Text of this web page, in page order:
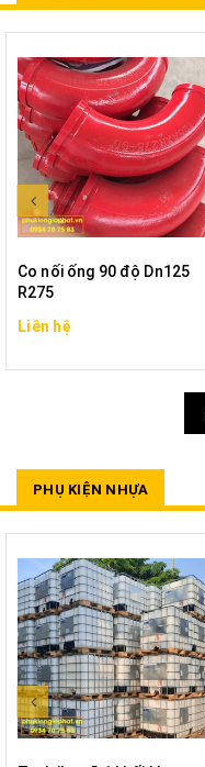
Co nối ống 90 độ Dn125
R275
Liên hệ
PHỤ KIỆN NHỰA